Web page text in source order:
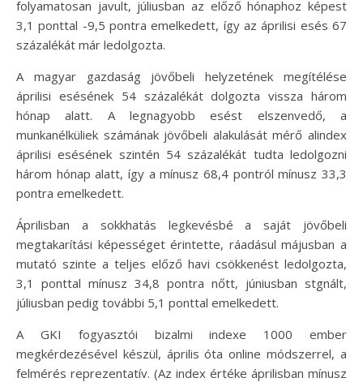
folyamatosan javult, júliusban az előző hónaphoz képest
3,1 ponttal -9,5 pontra emelkedett, így az áprilisi esés 67
százalékát már ledolgozta.
A magyar gazdaság jövőbeli helyzetének megítélése
áprilisi esésének 54 százalékát dolgozta vissza három
hónap alatt. A legnagyobb esést elszenvedő, a
munkanélküliek számának jövőbeli alakulását mérő alindex
áprilisi esésének szintén 54 százalékát tudta ledolgozni
három hónap alatt, így a mínusz 68,4 pontról mínusz 33,3
pontra emelkedett.
Áprilisban a sokkhatás legkevésbé a saját jövőbeli
megtakarítási képességet érintette, ráadásul májusban a
mutató szinte a teljes előző havi csökkenést ledolgozta,
3,1 ponttal mínusz 34,8 pontra nőtt, júniusban stgnált,
júliusban pedig további 5,1 ponttal emelkedett.
A GKI fogyasztói bizalmi indexe 1000 ember
megkérdezésével készül, április óta online módszerrel, a
felmérés reprezentatív. (Az index értéke áprilisban mínusz